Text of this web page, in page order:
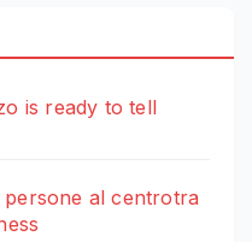
is ready to tell
al centrotra